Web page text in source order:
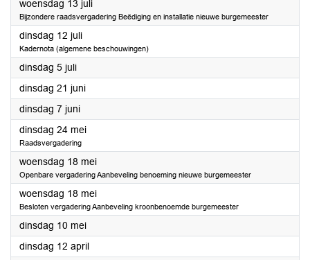
woensdag 13 juli2022
Bijzondere raadsvergadering Beëdiging en installatie nieuwe burgemeester
dinsdag 12 juli2022
Kadernota (algemene beschouwingen)
dinsdag 5 juli2022
dinsdag 21 juni2022
dinsdag 7 juni2022
dinsdag 24 mei2022
Raadsvergadering
woensdag 18 mei2022
Openbare vergadering Aanbeveling benoeming nieuwe burgemeester
woensdag 18 mei2022
Besloten vergadering Aanbeveling kroonbenoemde burgemeester
dinsdag 10 mei2022
dinsdag 12 april2022